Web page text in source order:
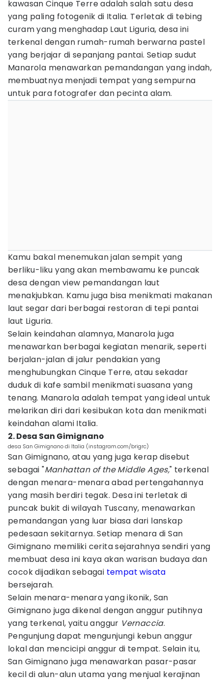
kawasan Cinque Terre adalah salah satu desa
yang paling fotogenik di Italia. Terletak di tebing
curam yang menghadap Laut Liguria, desa ini
terkenal dengan rumah-rumah berwarna pastel
yang berjajar di sepanjang pantai. Setiap sudut
Manarola menawarkan pemandangan yang indah,
membuatnya menjadi tempat yang sempurna
untuk para fotografer dan pecinta alam.
Kamu bakal menemukan jalan sempit yang
berliku-liku yang akan membawamu ke puncak
desa dengan view pemandangan laut
menakjubkan. Kamu juga bisa menikmati makanan
laut segar dari berbagai restoran di tepi pantai
laut Liguria.
Selain keindahan alamnya, Manarola juga
menawarkan berbagai kegiatan menarik, seperti
berjalan-jalan di jalur pendakian yang
menghubungkan Cinque Terre, atau sekadar
duduk di kafe sambil menikmati suasana yang
tenang. Manarola adalah tempat yang ideal untuk
melarikan diri dari kesibukan kota dan menikmati
keindahan alami Italia.
2. Desa San Gimignano
desa San Gimignano di Italia (instagram.com/brigrc)
San Gimignano, atau yang juga kerap disebut
sebagai "Manhattan of the Middle Ages," terkenal
dengan menara-menara abad pertengahannya
yang masih berdiri tegak. Desa ini terletak di
puncak bukit di wilayah Tuscany, menawarkan
pemandangan yang luar biasa dari lanskap
pedesaan sekitarnya. Setiap menara di San
Gimignano memiliki cerita sejarahnya sendiri yang
membuat desa ini kaya akan warisan budaya dan
cocok dijadikan sebagai tempat wisata
bersejarah.
Selain menara-menara yang ikonik, San
Gimignano juga dikenal dengan anggur putihnya
yang terkenal, yaitu anggur Vernaccia.
Pengunjung dapat mengunjungi kebun anggur
lokal dan mencicipi anggur di tempat. Selain itu,
San Gimignano juga menawarkan pasar-pasar
kecil di alun-alun utama yang menjual kerajinan